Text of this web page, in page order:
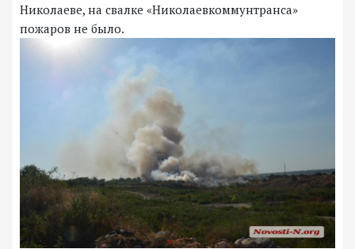
Николаеве, на свалке «Николаевкоммунтранса»
пожаров не было.